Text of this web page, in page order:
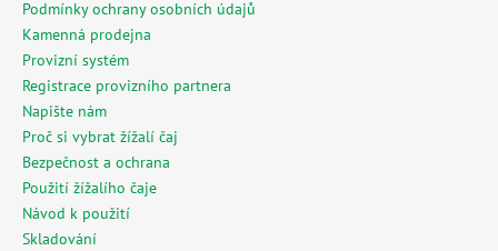
Podmínky ochrany osobních údajů
Kamenná prodejna
Provizní systém
Registrace provizního partnera
Napište nám
Proč si vybrat žížalí čaj
Bezpečnost a ochrana
Použití žížalího čaje
Návod k použití
Skladování